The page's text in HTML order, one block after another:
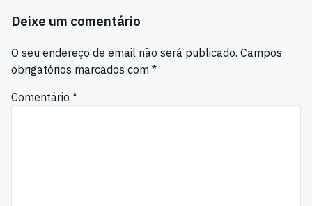
Deixe um comentário
O seu endereço de email não será publicado. Campos
obrigatórios marcados com *
Comentário *